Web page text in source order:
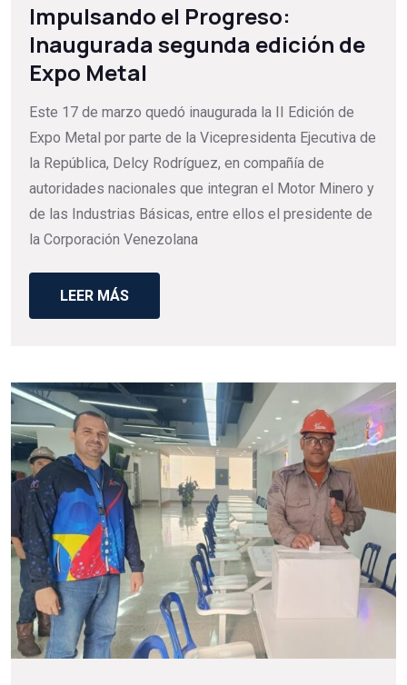
Impulsando el Progreso:
Inaugurada segunda edición de
Expo Metal
Este 17 de marzo quedó inaugurada la II Edición de
Expo Metal por parte de la Vicepresidenta Ejecutiva de
la República, Delcy Rodríguez, en compañía de
autoridades nacionales que integran el Motor Minero y
de las Industrias Básicas, entre ellos el presidente de
la Corporación Venezolana
LEER MÁS